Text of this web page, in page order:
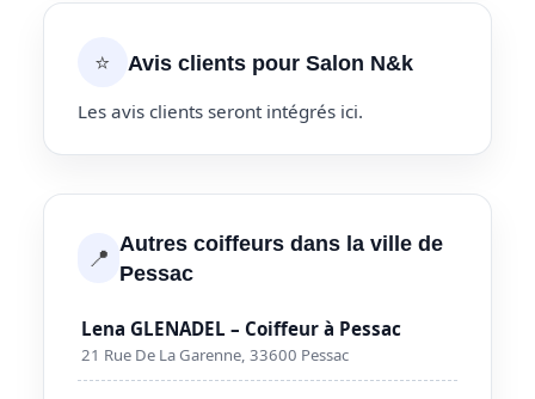
⭐ Avis clients pour Salon N&k
Les avis clients seront intégrés ici.
📍 Autres coiffeurs dans la ville de
Pessac
Lena GLENADEL – Coiffeur à Pessac
21 Rue De La Garenne, 33600 Pessac